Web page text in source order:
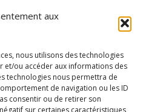
aux
nous utilisons des technologies
et/ou accéder aux informations des
technologies nous permettra de
de navigation ou les ID
consentir ou de retirer son
sur certaines caractéristiques
d'Infanterie
en-Velay
04 37 35